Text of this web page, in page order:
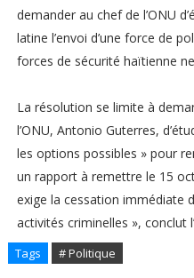
demander au chef de l’ONU
latine l’envoi d’une force de
forces de sécurité haïtienne
La résolution se limite à
l’ONU, Antonio Guterres,
les options possibles » pour
un rapport à remettre le 15
exige la cessation immédiate
activités criminelles », conclut
Tags # Politique